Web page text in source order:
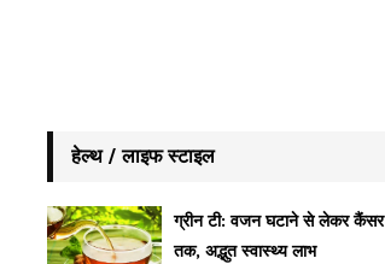
हेल्थ / लाइफ स्टाइल
ग्रीन टी: वजन घटाने से लेकर कैंसर
तक, अद्भुत स्वास्थ्य लाभ